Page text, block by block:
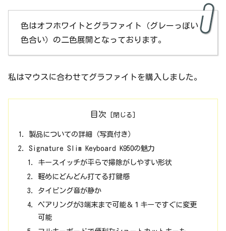
色はオフホワイトとグラファイト（グレーっぽい
色合い）の二色展開となっております。
私はマウスに合わせてグラファイトを購入しました。
目次
製品についての詳細（写真付き）
Signature Slim Keyboard K950の魅力
キースイッチが平らで掃除がしやすい形状
軽めにどんどん打てる打鍵感
タイピング音が静か
ペアリングが3端末まで可能＆１キーですぐに変更
可能